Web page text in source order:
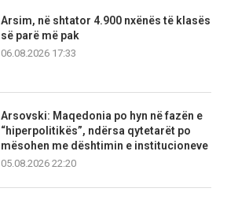
Arsim, në shtator 4.900 nxënës të klasës
së parë më pak
06.08.2026 17:33
Arsovski: Maqedonia po hyn në fazën e
“hiperpolitikës”, ndërsa qytetarët po
mësohen me dështimin e institucioneve
05.08.2026 22:20